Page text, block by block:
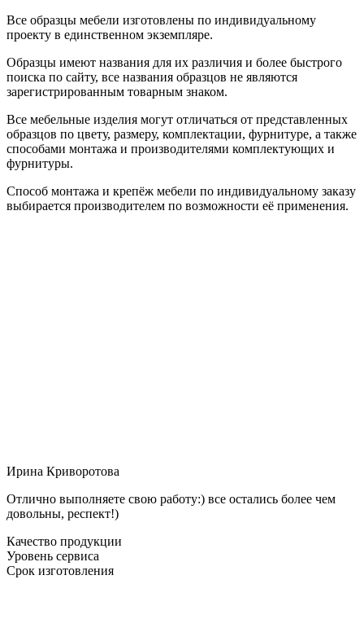
Все образцы мебели изготовлены по индивидуальному
проекту в единственном экземпляре.
Образцы имеют названия для их различия и более быстрого
поиска по сайту, все названия образцов не являются
зарегистрированным товарным знаком.
Все мебельные изделия могут отличаться от представленных
образцов по цвету, размеру, комплектации, фурнитуре, а также
способами монтажа и производителями комплектующих и
фурнитуры.
Способ монтажа и крепёж мебели по индивидуальному заказу
выбирается производителем по возможности её применения.
Ирина Криворотова
Отлично выполняете свою работу:) все остались более чем
довольны, респект!)
Качество продукции
Уровень сервиса
Срок изготовления